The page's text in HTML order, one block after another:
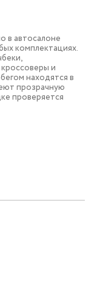
в автосалоне
комплектациях.
и
находятся в
прозрачную
проверяется